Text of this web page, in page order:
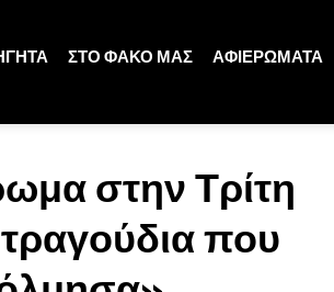
ΣΤΟ ΦΑΚΟ ΜΑΣ ΑΦΙΕΡΩΜΑΤΑ
στην Τρίτη
που